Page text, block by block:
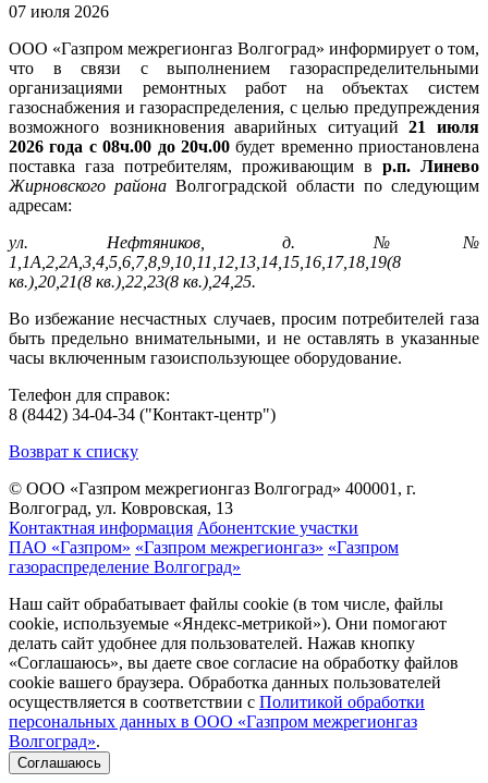
07 июля 2026
ООО «Газпром межрегионгаз Волгоград» информирует о том,
что в связи с выполнением газораспределительными
организациями ремонтных работ на объектах систем
газоснабжения и газораспределения, с целью предупреждения
возможного возникновения аварийных ситуаций21 июля
2026 года с 08ч.00 до 20ч.00будет временно приостановлена
поставка газа потребителям, проживающим в р.п. Линево
Жирновского района Волгоградской области по следующим
адресам:
ул. Нефтяников, д. №№
1,1А,2,2А,3,4,5,6,7,8,9,10,11,12,13,14,15,16,17,18,19(8
кв.), 20,21(8 кв.),22,23(8 кв.),24,25.
Во избежание несчастных случаев, просим потребителей газа
быть предельно внимательными, и не оставлять в указанные
часы включенным газоиспользующее оборудование.
Телефон для справок:
8 (8442) 34-04-34 ("Контакт-центр")
Возврат к списку
© ООО «Газпром межрегионгаз Волгоград» 400001, г.
Волгоград, ул. Ковровская, 13
Контактная информация Абонентские участки
ПАО «Газпром» «Газпром межрегионгаз» «Газпром
газораспределение Волгоград»
Наш сайт обрабатывает файлы cookie (в том числе, файлы
cookie, используемые «Яндекс-метрикой»). Они помогают
делать сайт удобнее для пользователей. Нажав кнопку
«Соглашаюсь», вы даете свое согласие на обработку файлов
cookie вашего браузера. Обработка данных пользователей
осуществляется в соответствии с Политикой обработки
персональных данных в ООО «Газпром межрегионгаз
Волгоград».
Соглашаюсь